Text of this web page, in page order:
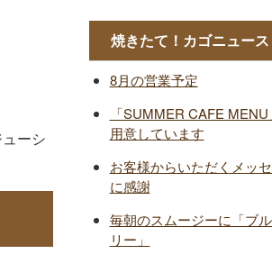
ーシ
焼きたて！カゴニュース
8月の営業予定
「SUMMER CAFE
用意しています
お客様からいただくメッ
に感謝
毎朝のスムージーに「ブ
リー」